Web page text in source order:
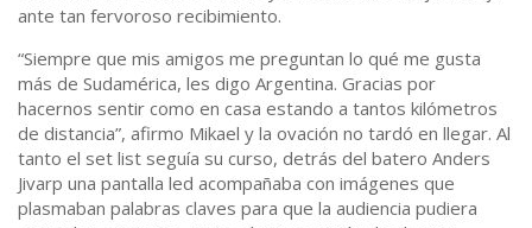
ante tan fervoroso recibimiento.
“Siempre que mis amigos me preguntan lo qué me gusta
más de Sudamérica, les digo Argentina. Gracias por
hacernos sentir como en casa estando a tantos kilómetros
de distancia”, afirmo Mikael y la ovación no tardó en llegar. Al
tanto el set list seguía su curso, detrás del batero Anders
Jivarp una pantalla led acompañaba con imágenes que
plasmaban palabras claves para que la audiencia pudiera